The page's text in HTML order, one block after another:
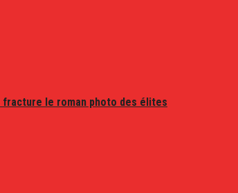
fracture le roman photo des élites